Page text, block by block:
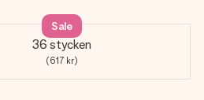
36 stycken
(617 kr)
Sale